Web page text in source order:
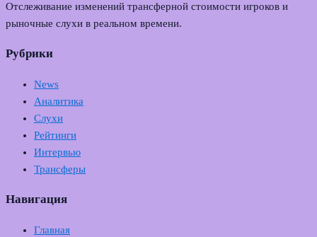
Отслеживание изменений трансферной стоимости игроков и
рыночные слухи в реальном времени.
Рубрики
News
Аналитика
Слухи
Рейтинги
Интервью
Трансферы
Навигация
Главная